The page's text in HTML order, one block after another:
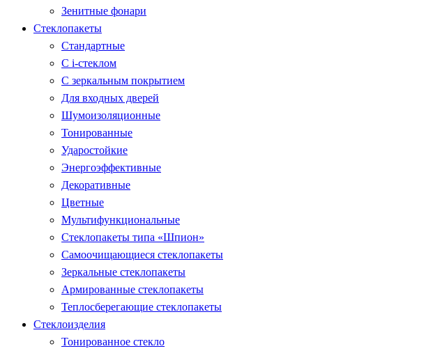
Зенитные фонари
Стеклопакеты
Стандартные
С i-стеклом
С зеркальным покрытием
Для входных дверей
Шумоизоляционные
Тонированные
Ударостойкие
Энергоэффективные
Декоративные
Цветные
Мультифункциональные
Стеклопакеты типа «Шпион»
Самоочищающиеся стеклопакеты
Зеркальные стеклопакеты
Армированные стеклопакеты
Теплосберегающие стеклопакеты
Стеклоизделия
Тонированное стекло